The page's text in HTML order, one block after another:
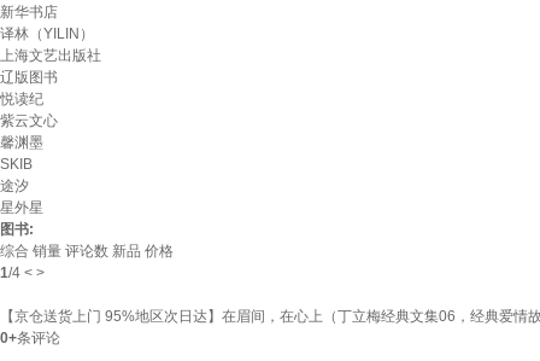
新华书店
译林（YILIN）
上海文艺出版社
辽版图书
悦读纪
紫云文心
馨渊墨
SKIB
途汐
星外星
图书:
综合 销量 评论数 新品 价格
1/4 < >
【京仓送货上门 95%地区次日达】在眉间，在心上（丁立梅经典文集06，经典爱情
0+条评论